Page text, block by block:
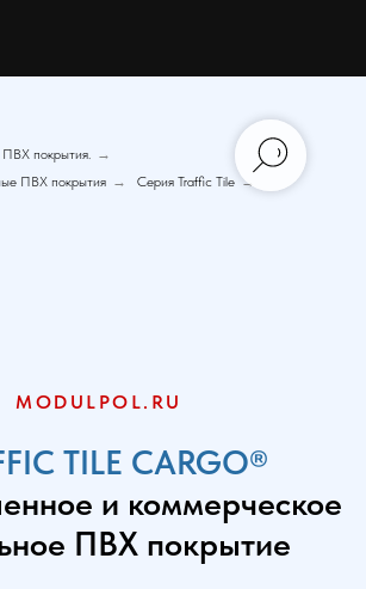
покрытия. →
ПВХ покрытия → Серия Traffic Tile →
MODULPOL.RU
TILE CARGO®
и коммерческое
ПВХ покрытие